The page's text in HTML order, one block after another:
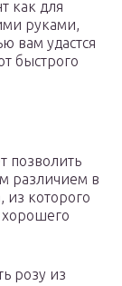
как для
руками,
вам удастся
быстрого
позволить
различием в
из которого
хорошего
розу из